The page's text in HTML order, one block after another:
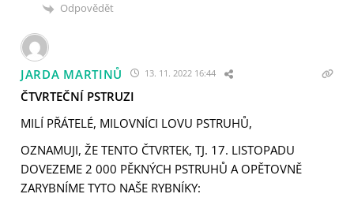
Odpovědět
JARDA MARTINŮ 13. 11. 2022 16:44
ČTVRTEČNÍ PSTRUZI
MILÍ PŘÁTELÉ, MILOVNÍCI LOVU PSTRUHŮ,
OZNAMUJI, ŽE TENTO ČTVRTEK, TJ. 17. LISTOPADU
DOVEZEME 2 000 PĚKNÝCH PSTRUHŮ A OPĚTOVNĚ
ZARYBNÍME TYTO NAŠE RYBNÍKY: